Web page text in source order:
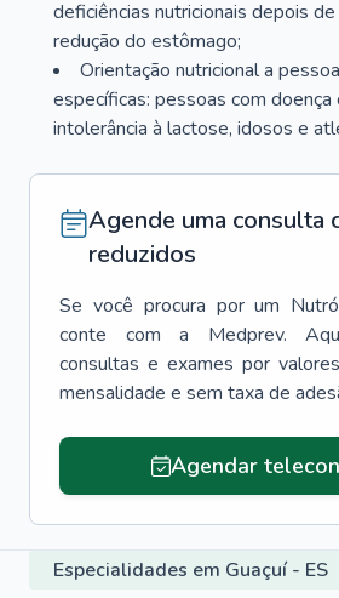
deficiências nutricionais depois de
redução do estômago;
Orientação nutricional a
específicas: pessoas com doença
intolerância à lactose, idosos e
Agende uma consulta
reduzidos
Se você procura por um
conte com a Medprev.
consultas e exames por
mensalidade e sem taxa de
Agendar
Especialidades em Guaçuí - ES